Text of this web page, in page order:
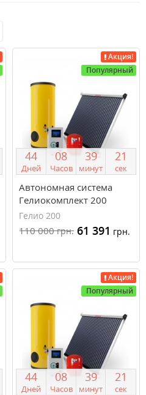
Акция!
Популярный
44
Дней
08
Часов
39
минут
21
сек
Автономная система
Гелиокомплект 200
литров
Гелио 200
110 000грн. 61 391 грн.
Акция!
Популярный
44
Дней
08
Часов
39
минут
21
сек